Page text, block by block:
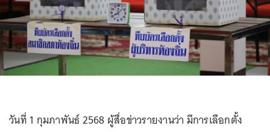
วันที่ 1 กุมภาพันธ์ 2568 ผู้สื่อข่าวรายงานว่า มีการเลือกตั้ง